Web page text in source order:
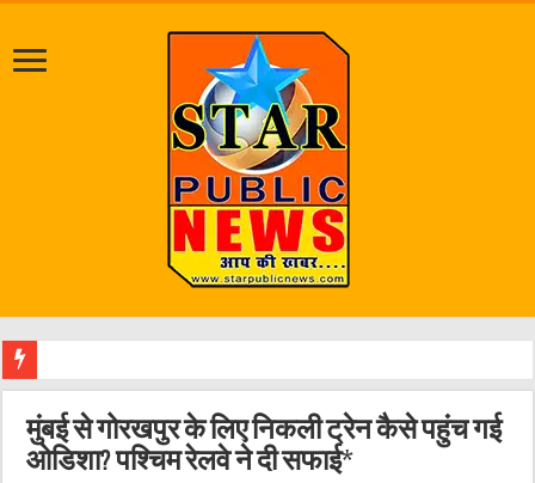
मुंबई से गोरखपुर के लिए निकली ट्रेन कैसे पहुंच गई
ओडिशा? पश्चिम रेलवे ने दी सफाई*